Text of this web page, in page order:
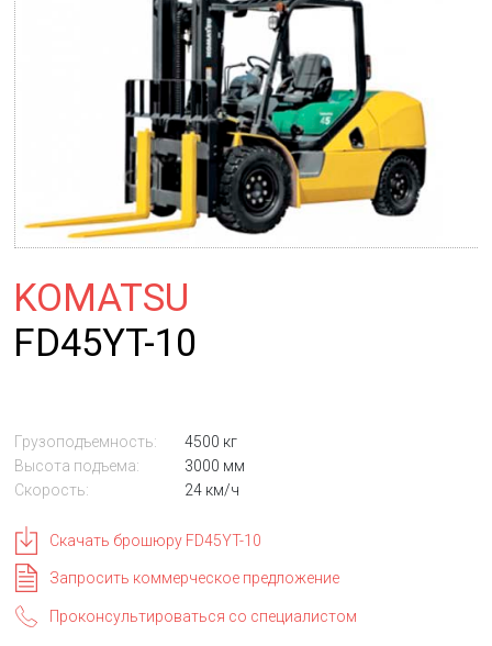
KOMATSU
FD45YT-10
Грузоподъемность:
4500 кг
Высота подъема:
3000 мм
Скорость:
24 км/ч
Скачать брошюру FD45YT-10
Запросить коммерческое предложение
Проконсультироваться со специалистом